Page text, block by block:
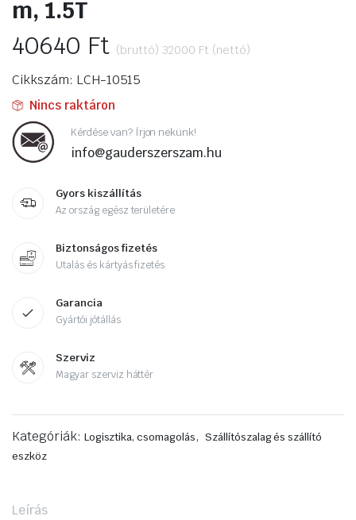
m, 1.5T
40640 Ft (bruttó) 32000 Ft (nettó)
Cikkszám: LCH-10515
Nincs raktáron
Kérdése van? Írjon nekünk!
info@gauderszerszam.hu
Gyors kiszállítás
Az ország egész területére
Biztonságos fizetés
Utalás és kártyás fizetés.
Garancia
Gyártói jótállás
Szerviz
Magyar szerviz háttér
Kategóriák: Logisztika, csomagolás, Szállítószalag és szállító
eszköz
Leírás